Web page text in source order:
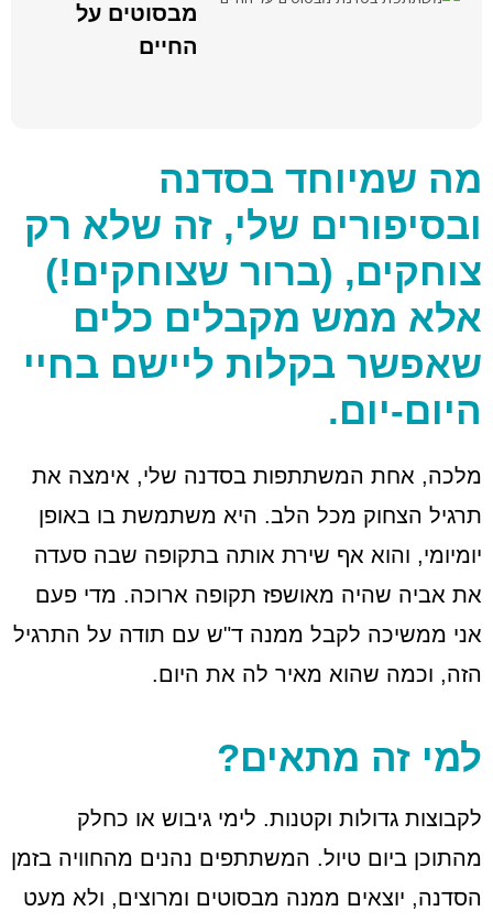
מבסוטים על
החיים
מה שמיוחד בסדנה
ובסיפורים שלי, זה שלא רק
צוחקים, (ברור שצוחקים!)
אלא ממש מקבלים כלים
שאפשר בקלות ליישם בחיי
היום-יום.
מלכה, אחת המשתתפות בסדנה שלי, אימצה את
תרגיל הצחוק מכל הלב. היא משתמשת בו באופן
יומיומי, והוא אף שירת אותה בתקופה שבה סעדה
את אביה שהיה מאושפז תקופה ארוכה. מדי פעם
אני ממשיכה לקבל ממנה ד"ש עם תודה על התרגיל
הזה, וכמה שהוא מאיר לה את היום.
למי זה מתאים?
לקבוצות גדולות וקטנות. לימי גיבוש או כחלק
מהתוכן ביום טיול. המשתתפים נהנים מהחוויה בזמן
הסדנה, יוצאים ממנה מבסוטים ומרוצים, ולא מעט